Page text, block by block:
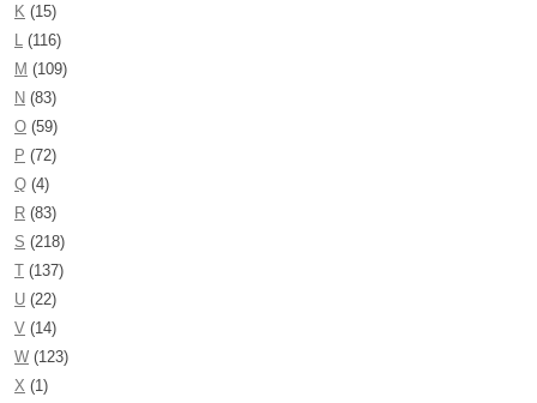
K (15)
(116)
M (109)
N (83)
O (59)
P (72)
Q (4)
R (83)
S (218)
T (137)
U (22)
V (14)
W (123)
X (1)